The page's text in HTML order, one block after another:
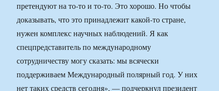
претендуют на то-то и то-то. Это хорошо. Но чтобы
доказывать, что это принадлежит какой-то стране,
нужен комплекс научных наблюдений. Я как
спецпредставитель по международному
сотрудничеству могу сказать: мы всячески
поддерживаем Международный полярный год. У них
нет таких средств сегодня», — подчеркнул президент